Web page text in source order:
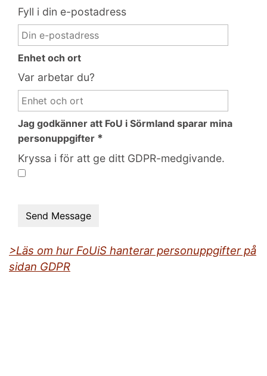
Fyll i din e-postadress
Enhet och ort
Var arbetar du?
Jag godkänner att FoU i Sörmland sparar mina
personuppgifter *
Kryssa i för att ge ditt GDPR-medgivande.
>Läs om hur FoUiS hanterar personuppgifter på
sidan GDPR